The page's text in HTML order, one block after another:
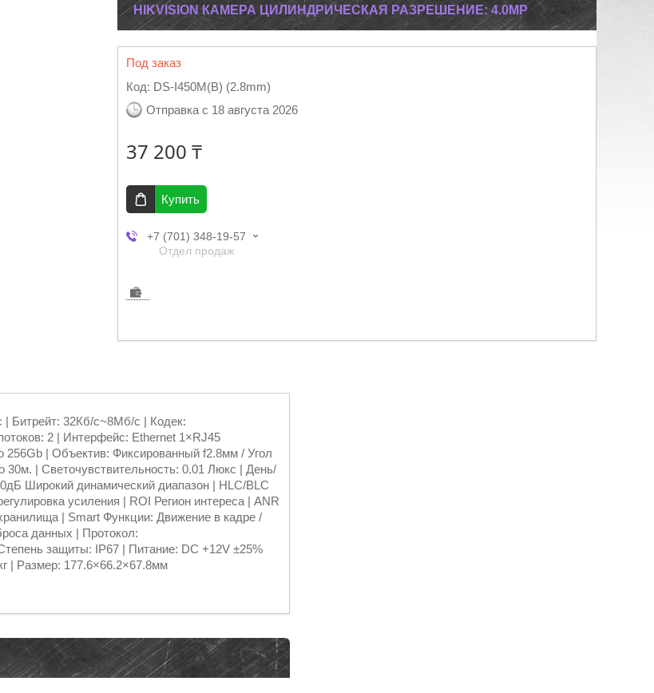
HIKVISION КАМЕРА ЦИЛИНДРИЧЕСКАЯ РАЗРЕШЕНИЕ: 4.0МР
Под заказ
Код: DS-I450M(B) (2.8mm)
Отправка с 18 августа 2026
37 200 ₸
Купить
+7 (701) 348-19-57
Отдел продаж
Битрейт: 32Кб/с~8Мб/с | Кодек:
2 | Интерфейс: Ethernet 1×RJ45
| Объектив: Фиксированный f2.8мм / Угол
| Светочувствительность: 0.01 Люкс | День/
Широкий динамический диапазон | HLC/BLC
усиления | ROI Регион интереса | ANR
| Smart Функции: Движение в кадре /
данных | Протокол:
защиты: IP67 | Питание: DC +12V ±25%
| Размер: 177.6×66.2×67.8мм